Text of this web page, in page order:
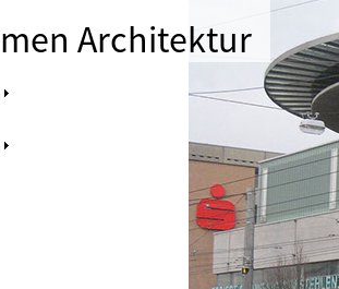
Architektur